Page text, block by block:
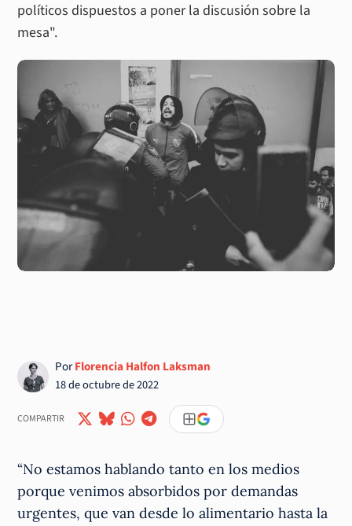
políticos dispuestos a poner la discusión sobre la
mesa".
PorFlorencia Halfon Laksman
18 de octubre de 2022
COMPARTIR
“No estamos hablando tanto en los medios
porque venimos absorbidos por demandas
urgentes, que van desde lo alimentario hasta la